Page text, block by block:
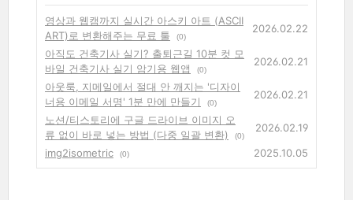
영상과 웹캠까지 실시간 아스키 아트 (ASCII
ART)로 변환해주는 무료 툴
(0)
2026.02.22
아직도 건축기사 실기? 출퇴근길 10분 컷 모
바일 건축기사 실기 암기용 웹앱
(0)
2026.02.21
아웃룩, 지메일에서 절대 안 깨지는 '디자이
너용 이메일 서명' 1분 만에 만들기
(0)
2026.02.21
노션/티스토리에 구글 드라이브 이미지 오
류 없이 바로 넣는 방법 (다중 일괄 변환)
(0)
2026.02.19
img2isometric
(0) 2025.10.05